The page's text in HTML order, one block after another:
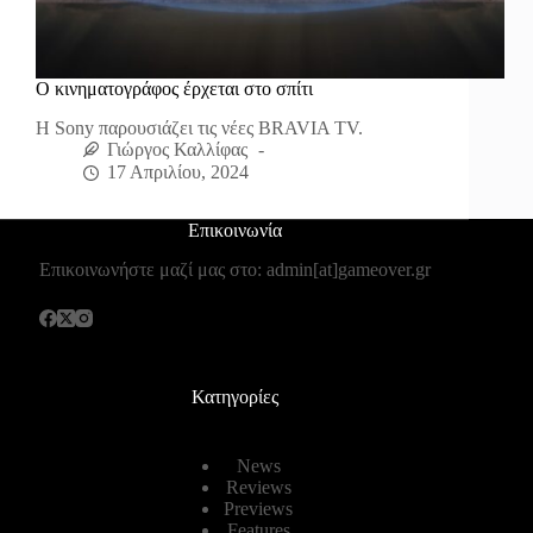
Ο κινηματογράφος έρχεται στο σπίτι
Η Sony παρουσιάζει τις νέες BRAVIA TV.
Γιώργος Καλλίφας
17 Απριλίου, 2024
Επικοινωνία
Επικοινωνήστε μαζί μας στο: admin[at]gameover.gr
Κατηγορίες
News
Reviews
Previews